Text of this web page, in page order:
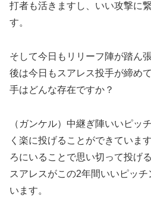
打者も活きますし、いい攻撃に
す。
そして今日もリリーフ陣が踏ん
後は今日もスアレス投手が締め
手はどんな存在ですか？
（ガンケル）中継ぎ陣いいピッ
く楽に投げることができていま
ろにいることで思い切って投げ
スアレスがこの2年間いいピッ
います。